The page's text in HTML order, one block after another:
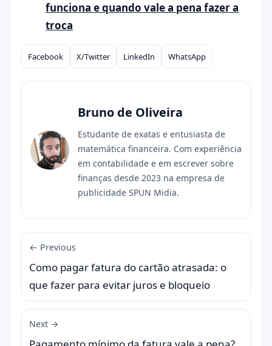
funciona e quando vale a pena fazer a
troca
Compartilhar
Facebook X/Twitter LinkedIn WhatsApp
Bruno de Oliveira
Estudante de exatas e entusiasta de
matemática financeira. Com experiência
em contabilidade e em escrever sobre
finanças desde 2023 na empresa de
publicidade SPUN Midia.
← Previous
Como pagar fatura do cartão atrasada: o
que fazer para evitar juros e bloqueio
Next →